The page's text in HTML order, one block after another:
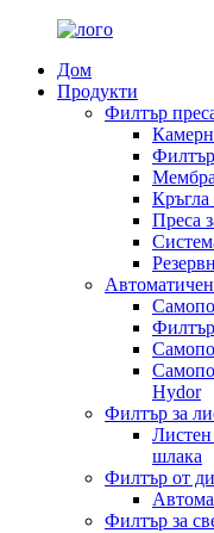
Дом
Продукти
Филтър
Кръгла
Преса
Hydor
Филтър за
Листен
шлака
Филтър от
Филтър за